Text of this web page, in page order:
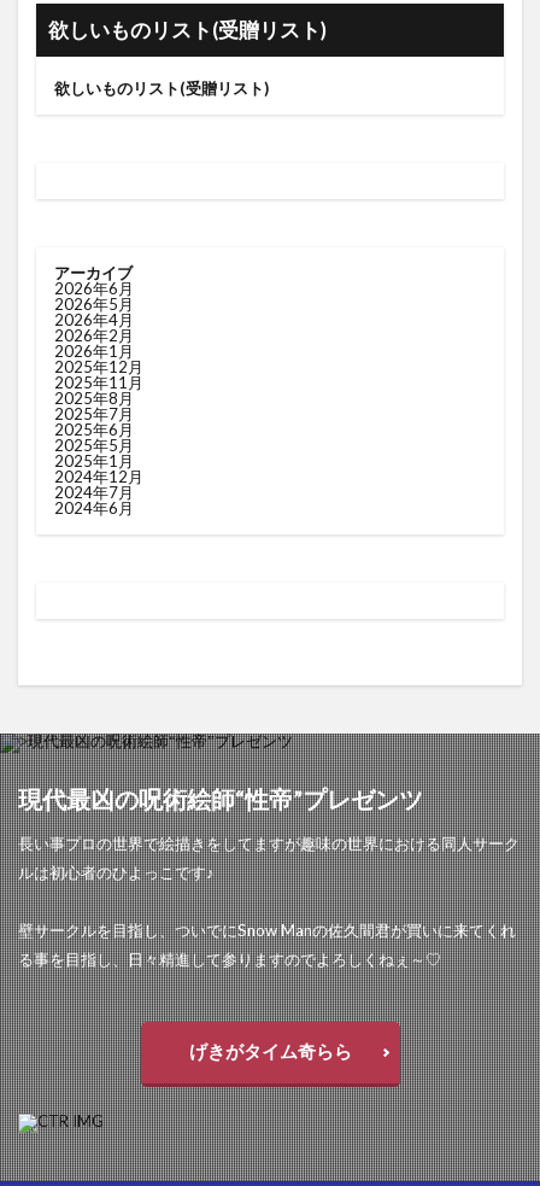
欲しいものリスト(受贈リスト)
欲しいものリスト(受贈リスト)
アーカイブ
2026年6月
2026年5月
2026年4月
2026年2月
2026年1月
2025年12月
2025年11月
2025年8月
2025年7月
2025年6月
2025年5月
2025年1月
2024年12月
2024年7月
2024年6月
現代最凶の呪術絵師“性帝”プレゼンツ
長い事プロの世界で絵描きをしてますが趣味の世界における同人サーク
ルは初心者のひよっこです♪
壁サークルを目指し、ついでにSnow Manの佐久間君が買いに来てくれ
る事を目指し、日々精進して参りますのでよろしくねぇ～♡
げきがタイム奇らら